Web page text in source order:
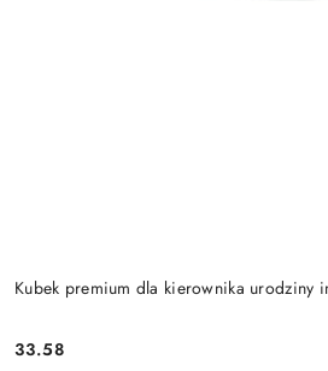
Kubek premium dla kierownika urodziny
Cena:
33.58